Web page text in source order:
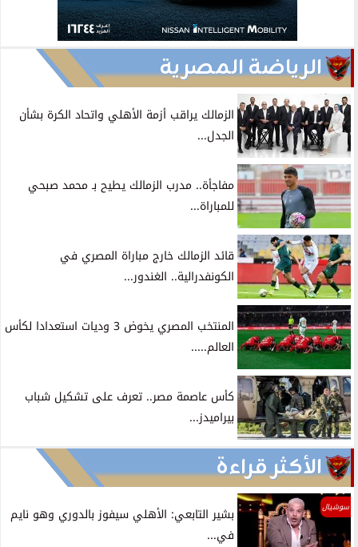
الرياضة المصرية
الزمالك يراقب أزمة الأهلي واتحاد الكرة بشأن
الجدل...
مفاجأة.. مدرب الزمالك يطيح بـ محمد صبحي
للمباراة...
قائد الزمالك خارج مباراة المصري في
الكونفدرالية.. الغندور...
المنتخب المصري يخوض 3 وديات استعدادا لكأس
العالم.....
كأس عاصمة مصر.. تعرف على تشكيل شباب
بيراميدز...
الأكثر قراءة
سوشيال
بشير التابعي: الأهلي سيفوز بالدوري وهو نايم
في...